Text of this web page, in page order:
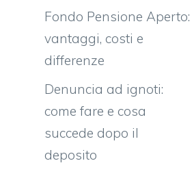
Fondo Pensione Aperto:
vantaggi, costi e
differenze
Denuncia ad ignoti:
come fare e cosa
succede dopo il
deposito